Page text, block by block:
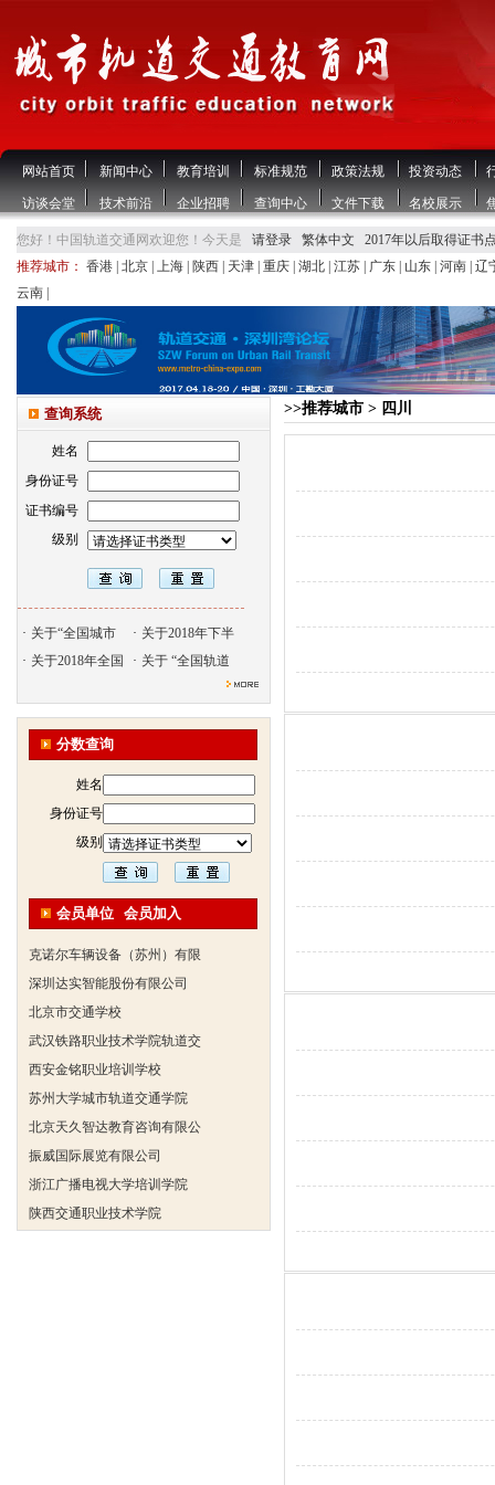
网站首页 新闻中心 教育培训 标准规范 政策法规 投资动态
访谈会堂 技术前沿 企业招聘 查询中心 文件下载 名校展示
您好！中国轨道交通网欢迎您！今天是 请登录 繁体中文
2017年以后取得证书
推荐城市： 香港 北京 上海 陕西 天津 重庆 湖北 江苏 广东 山东 河南 辽
云南
查询系统
姓名
身份证号
证书编号
级别
· 关于“全国城市 · 关于2018年下半
· 关于2018年全国 · 关于 “全国轨道
分数查询
姓名
身份证号
级别
会员单位 会员加入
振威国际展览有限公司
浙江广播电视大学培训学院
陕西交通职业技术学院
西安三资职业学院
安弗施无线射频系统(上海)有
达诺巴特集团（中国）
欧姆龙自动化（中国）有限公
中铁隧道勘测设计院有限公司
深圳达实智能股份有限公司
北京市交通学校
武汉铁路职业技术学院轨道交
西安金铭职业培训学校
苏州大学城市轨道交通学院
北京天久智达教育咨询有限公
振威国际展览有限公司
浙江广播电视大学培训学院
陕西交通职业技术学院
西安三资职业学院
>>推荐城市 > 四川